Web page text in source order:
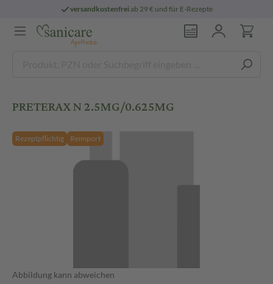
versandkostenfreiab 29 € und für E-Rezepte
PRETERAX N 2.5MG/0.625MG
Rezeptpflichtig Reimport
Abbildung kann abweichen